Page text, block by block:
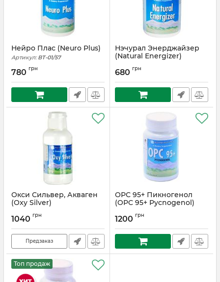
Нейро Плас (Neuro Plus)
Артикул: ВТ-01/57
780 грн
Нэчурал Энерджайзер
(Natural Energizer)
680 грн
Окси Сильвер, Акваген
(Oxy Silver)
1040 грн
Предзаказ
ОРС 95+ Пикногенол
(OPC 95+ Pycnogenol)
1200 грн
Топ продаж